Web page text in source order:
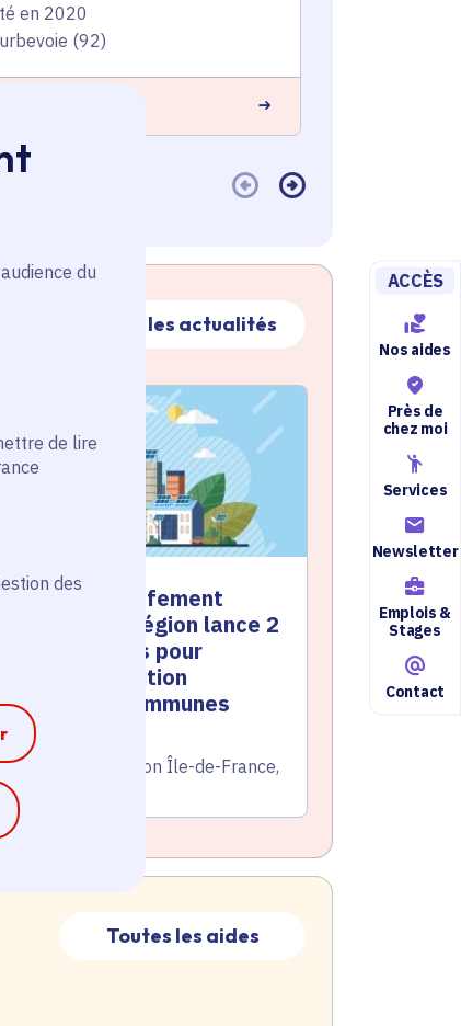
du
de lire
des
ACCÈS
Nos aides
Près de
chez moi
Services
Newsletter
Emplois &
Stages
Contact
en 2020
(92)
Toutes les actualités
active
réchauffement
: la Région lance 2
contrats pour
la transition
des communes
l'arrêté
25/06/2026
Région Île-de-France,
Toutes les aides